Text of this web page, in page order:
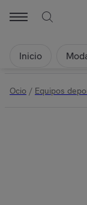
Inicio
Ocio / Equipos